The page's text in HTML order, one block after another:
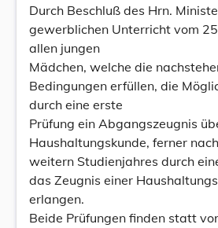
Durch Beschluß des Hrn.
gewerblichen Unterricht vom
allen jungen
Mädchen, welche die
Bedingungen erfüllen, die
durch eine erste
Prüfung ein Abgangszeugnis
Haushaltungskunde, ferner
weitern Studienjahres durch
das Zeugnis einer
erlangen.
Beide Prüfungen finden statt